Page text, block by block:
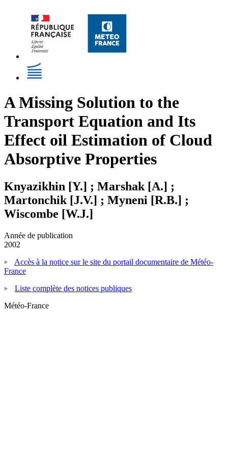
A Missing Solution to the
Transport Equation and Its
Effect oil Estimation of Cloud
Absorptive Properties
Knyazikhin [Y.] ; Marshak [A.] ;
Martonchik [J.V.] ; Myneni [R.B.] ;
Wiscombe [W.J.]
Année de publication
2002
Accès à la notice sur le site du portail documentaire de Météo-
France
Liste complète des notices publiques
Météo-France